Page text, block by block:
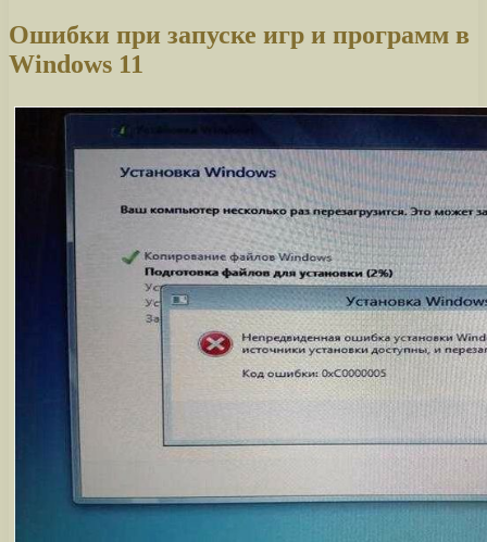
Ошибки при запуске игр и программ в
Windows 11